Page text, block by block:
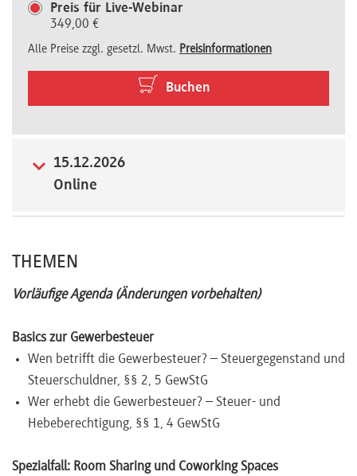
Preisvorteile
Preis für Live-Webinar
349,00 €
Alle Preise zzgl. gesetzl. Mwst. Preisinformationen
Buchen
15.12.2026
Online
THEMEN
Vorläufige Agenda (Änderungen vorbehalten)
Basics zur Gewerbesteuer
Wen betrifft die Gewerbesteuer? – Steuergegenstand und
Steuerschuldner, §§ 2, 5 GewStG
Wer erhebt die Gewerbesteuer? – Steuer- und
Hebeberechtigung, §§ 1, 4 GewStG
Spezialfall: Room Sharing und Coworking Spaces